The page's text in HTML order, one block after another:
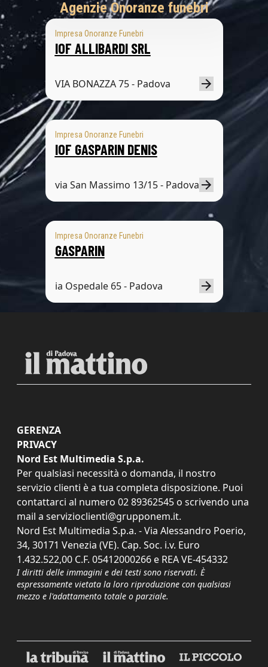
Agenzie Onoranze funebri
Impresa Onoranze Funebri
IOF ALLIBARDI SRL
VIA BONAZZA 75 - Padova
Impresa Onoranze Funebri
IOF GASPARIN DENIS
via San Massimo 13/15 - Padova
Impresa Onoranze Funebri
GASPARIN
ia Ospedale 65 - Padova
GERENZA
PRIVACY
Nord Est Multimedia S.p.a.
Per qualsiasi necessità o domanda, il nostro
servizio clienti è a tua completa disposizione. Puoi
contattarci al numero 02 89362545 o scrivendo una
mail a servizioclienti@grupponem.it.
Nord Est Multimedia S.p.a. - Via Alessandro Poerio,
34, 30171 Venezia (VE). Cap. Soc. i.v. Euro
1.432.522,00 C.F. 05412000266 e REA VE-454332
I diritti delle immagini e dei testi sono riservati. È
espressamente vietata la loro riproduzione con qualsiasi
mezzo e l'adattamento totale o parziale.